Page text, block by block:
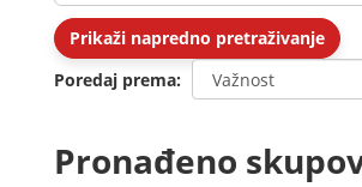
Prikaži napredno pretraživanje
Poredaj prema
Pronađeno